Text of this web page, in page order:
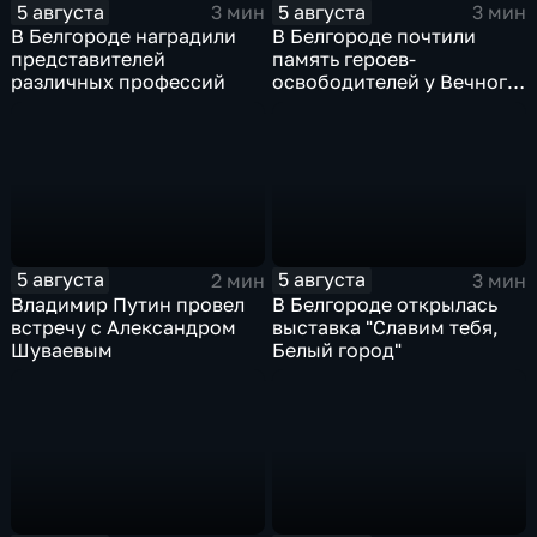
5 августа
3 мин
В Белгороде наградили
представителей
различных профессий
5 августа
3 мин
В Белгороде почтили
память героев-
освободителей у Вечного
5 августа
2 мин
Владимир Путин провел
встречу с Александром
Шуваевым
5 августа
3 мин
В Белгороде открылась
выставка "Славим тебя,
Белый город"